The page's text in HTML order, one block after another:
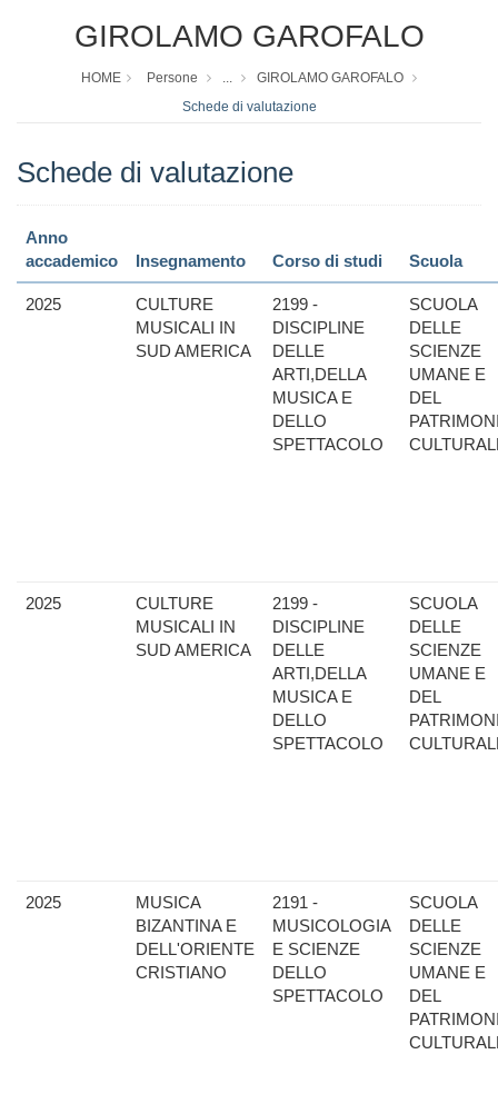
GIROLAMO GAROFALO
HOME Persone ...
GIROLAMO GAROFALO
Schede di valutazione
Schede di valutazione
Anno
accademico
Insegnamento Corso di studi Scuola
2025
CULTURE
MUSICALI IN
SUD AMERICA
2199 -
DISCIPLINE
DELLE
ARTI,DELLA
MUSICA E
DELLO
SPETTACOLO
SCUOLA
DELLE
SCIENZE
UMANE E
DEL
2025
CULTURE
MUSICALI IN
SUD AMERICA
2199 -
DISCIPLINE
DELLE
ARTI,DELLA
MUSICA E
DELLO
SPETTACOLO
SCUOLA
DELLE
SCIENZE
UMANE E
DEL
2025
MUSICA
BIZANTINA E
DELL'ORIENTE
CRISTIANO
2191 -
MUSICOLOGIA
E SCIENZE
DELLO
SPETTACOLO
SCUOLA
DELLE
SCIENZE
UMANE E
DEL